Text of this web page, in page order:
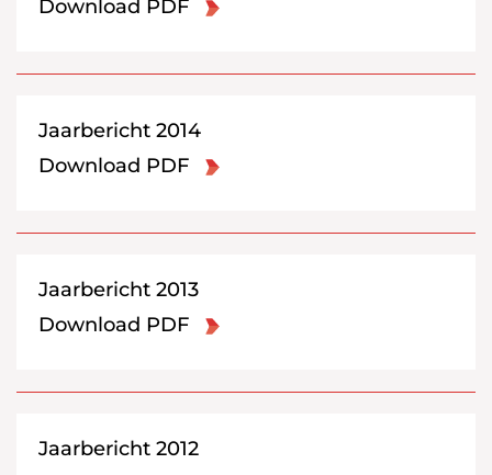
Download PDF
Jaarbericht 2014
Download PDF
Jaarbericht 2013
Download PDF
Jaarbericht 2012